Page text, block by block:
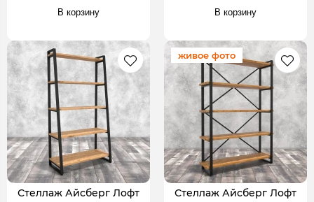
В корзину В корзину
Стеллаж Айсберг Лофт
живое фото
Стеллаж Айсберг Лофт